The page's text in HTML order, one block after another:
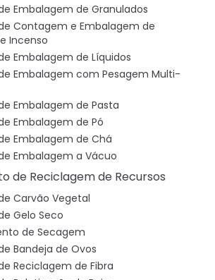
Embalagem de Granulados
Contagem e Embalagem de
Incenso
Embalagem de Líquidos
Embalagem com Pesagem Multi-
Embalagem de Pasta
Embalagem de Pó
Embalagem de Chá
Embalagem a Vácuo
de Reciclagem de Recursos
Carvão Vegetal
Gelo Seco
de Secagem
Bandeja de Ovos
Reciclagem de Fibra